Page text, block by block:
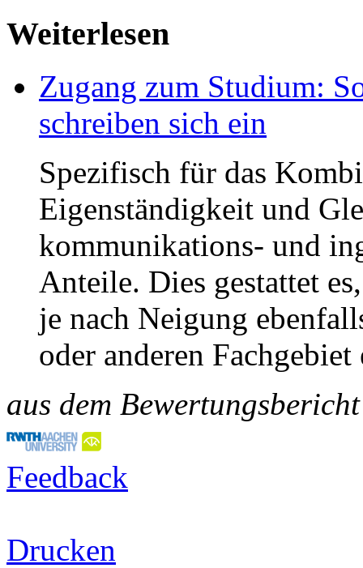
Weiterlesen
Zugang zum Studium:
schreiben sich ein
Spezifisch für das
Eigenständigkeit und
kommunikations- und
Anteile. Dies gestattet
je nach Neigung
oder anderen Fachgebiet
aus dem
Feedback
Drucken